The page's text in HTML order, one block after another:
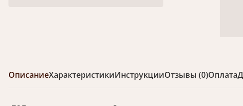
ОписаниеХарактеристикиИнструкцииОтзывы (0)Оплата